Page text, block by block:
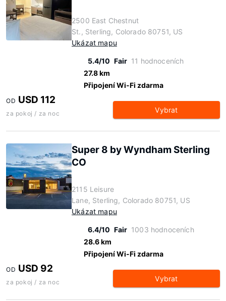
2500 East Chestnut
St., Sterling, Colorado 80751, US
Ukázat mapu
5.4/10 Fair 11 hodnoceních
27.8 km
Připojení Wi-Fi zdarma
OD USD 112
za pokoj / za noc Vybrat
Super 8 by Wyndham Sterling
CO
2115 Leisure
Lane, Sterling, Colorado 80751, US
Ukázat mapu
6.4/10 Fair 1003 hodnoceních
28.6 km
Připojení Wi-Fi zdarma
OD USD 92
za pokoj / za noc Vybrat